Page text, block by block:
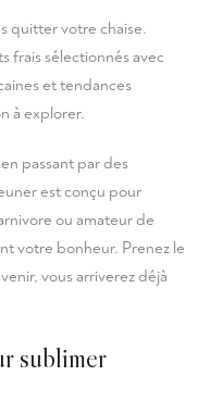
quitter votre chaise.
frais sélectionnés avec
et tendances
à explorer.
passant par des
est conçu pour
ou amateur de
votre bonheur. Prenez le
vous arriverez déjà
sublimer